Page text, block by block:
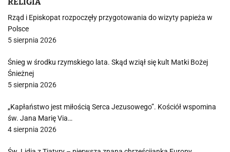
RELIGIA
Rząd i Episkopat rozpoczęły przygotowania do wizyty papieża w
Polsce
5 sierpnia 2026
Śnieg w środku rzymskiego lata. Skąd wziął się kult Matki Bożej
Śnieżnej
5 sierpnia 2026
„Kapłaństwo jest miłością Serca Jezusowego”. Kościół wspomina
św. Jana Marię Via…
4 sierpnia 2026